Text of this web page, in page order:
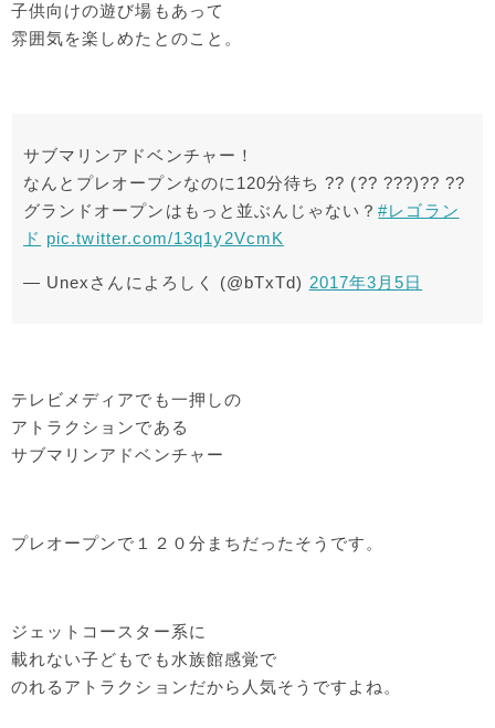
子供向けの遊び場もあって
雰囲気を楽しめたとのこと。
サブマリンアドベンチャー！
なんとプレオープンなのに120分待ち ?? (?? ???)?? ??
グランドオープンはもっと並ぶんじゃない？#レゴラン
ド pic.twitter.com/13q1y2VcmK
— Unexさんによろしく (@bTxTd) 2017年3月5日
テレビメディアでも一押しの
アトラクションである
サブマリンアドベンチャー
プレオープンで１２０分まちだったそうです。
ジェットコースター系に
載れない子どもでも水族館感覚で
のれるアトラクションだから人気そうですよね。